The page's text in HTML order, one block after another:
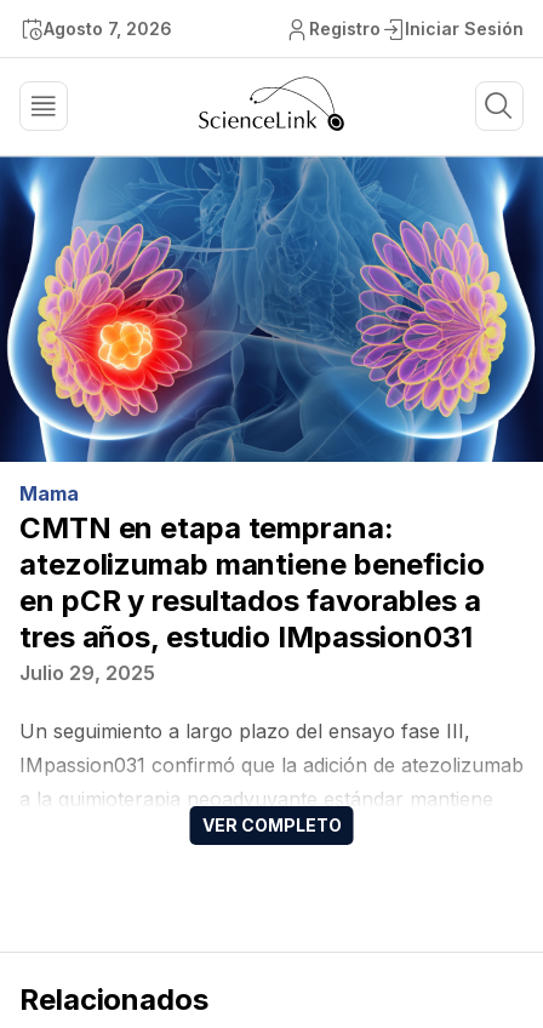
Agosto 7, 2026 Registro Iniciar Sesión
Mama
CMTN en etapa temprana:
atezolizumab mantiene beneficio
en pCR y resultados favorables a
tres años, estudio IMpassion031
Julio 29, 2025
Un seguimiento a largo plazo del ensayo fase III,
IMpassion031 confirmó que la adición de atezolizumab
a la quimioterapia neoadyuvante estándar mantiene
ventajas en pacientes con cáncer de mama triple
supervivencia libre de eventos, supervivencia libre de
Relacionados